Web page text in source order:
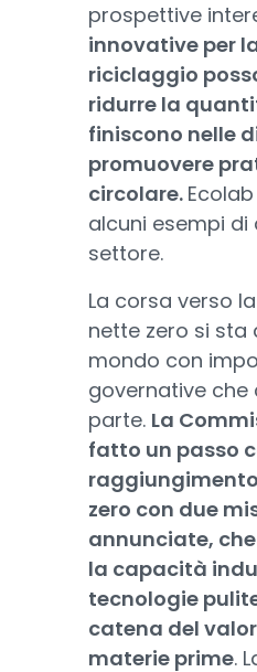
prospettive
innovative per
riciclaggio
ridurre la
finiscono nelle
promuovere
circolare.
alcuni esempi di
settore.
La corsa verso
nette zero si sta
mondo con
governative
parte. La
fatto un passo
zero con due
annunciate,
la capacità
tecnologie
catena del
materie prime.